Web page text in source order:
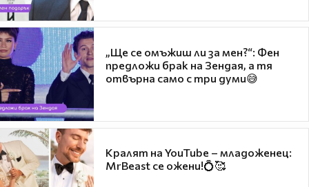
„Ще се омъжиш ли за мен?“: Фен
предложи брак на Зендая, а тя
отвърна само с три думи😅
Кралят на YouTube – младоженец:
MrBeast се ожени!💍🥰